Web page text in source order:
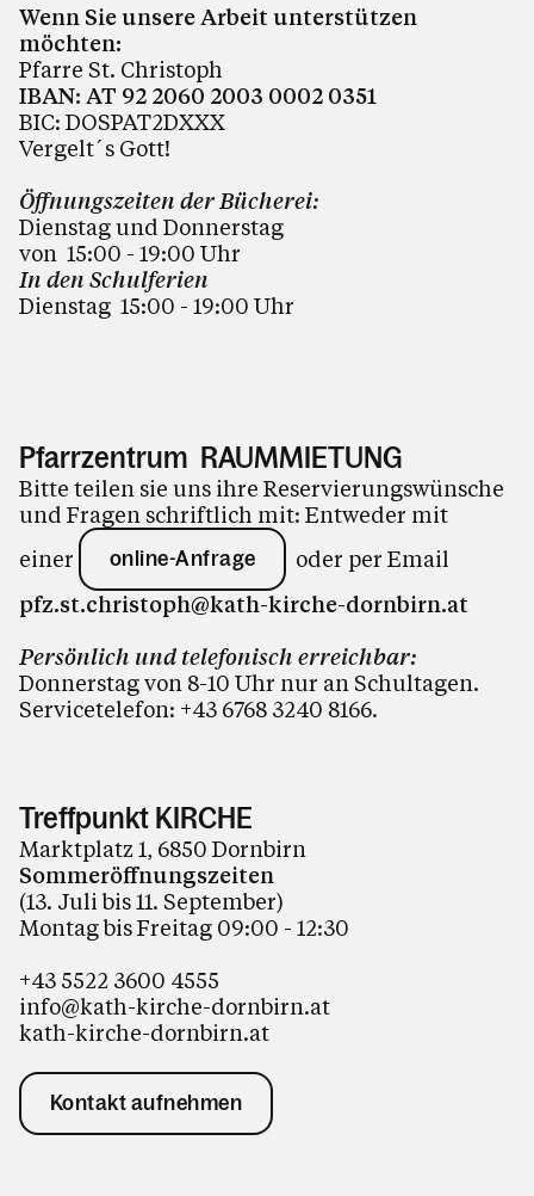
Wenn Sie unsere Arbeit unterstützen
möchten:
Pfarre St. Christoph
IBAN: AT 92 2060 2003 0002 0351
BIC: DOSPAT2DXXX
Vergelt´s Gott!
Öffnungszeiten der Bücherei:
Dienstag und Donnerstag
von 15:00 - 19:00 Uhr
In den Schulferien
Dienstag 15:00 - 19:00 Uhr
Pfarrzentrum RAUMMIETUNG
Bitte teilen sie uns ihre Reservierungswünsche
und Fragen schriftlich mit: Entweder mit
einer
online-Anfrage
oder per Email
pfz.st.christoph@kath-kirche-dornbirn.at
Persönlich und telefonisch erreichbar:
Donnerstag von 8-10 Uhr nur an Schultagen.
Servicetelefon: +43 6768 3240 8166.
Treffpunkt KIRCHE
Marktplatz 1, 6850 Dornbirn
Sommeröffnungszeiten
(13. Juli bis 11. September)
Montag bis Freitag 09:00 - 12:30
+43 5522 3600 4555
info@kath-kirche-dornbirn.at
kath-kirche-dornbirn.at
Kontakt aufnehmen